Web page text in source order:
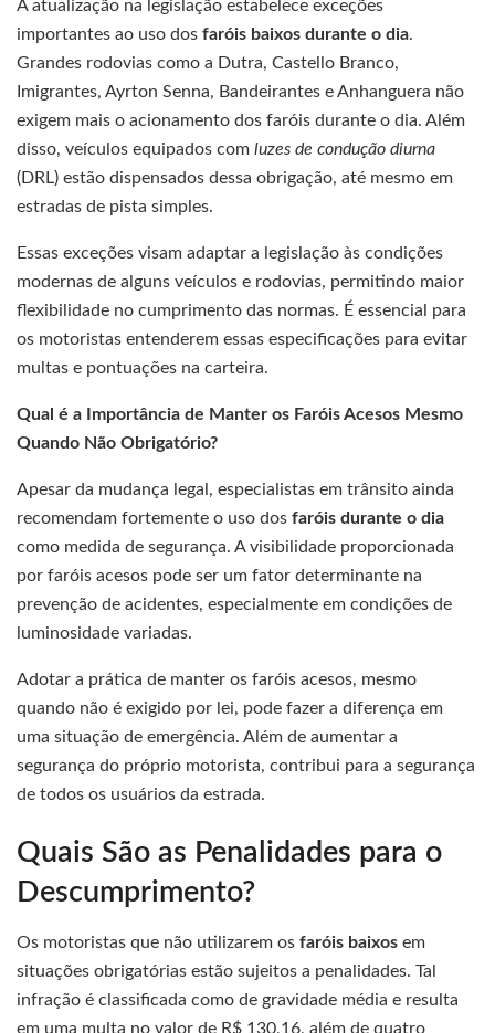
A atualização na legislação estabelece exceções
importantes ao uso dos faróis baixos durante o dia.
Grandes rodovias como a Dutra, Castello Branco,
Imigrantes, Ayrton Senna, Bandeirantes e Anhanguera não
exigem mais o acionamento dos faróis durante o dia. Além
disso, veículos equipados com luzes de condução diurna
(DRL) estão dispensados dessa obrigação, até mesmo em
estradas de pista simples.
Essas exceções visam adaptar a legislação às condições
modernas de alguns veículos e rodovias, permitindo maior
flexibilidade no cumprimento das normas. É essencial para
os motoristas entenderem essas especificações para evitar
multas e pontuações na carteira.
Qual é a Importância de Manter os Faróis Acesos Mesmo
Quando Não Obrigatório?
Apesar da mudança legal, especialistas em trânsito ainda
recomendam fortemente o uso dos faróis durante o dia
como medida de segurança. A visibilidade proporcionada
por faróis acesos pode ser um fator determinante na
prevenção de acidentes, especialmente em condições de
luminosidade variadas.
Adotar a prática de manter os faróis acesos, mesmo
quando não é exigido por lei, pode fazer a diferença em
uma situação de emergência. Além de aumentar a
segurança do próprio motorista, contribui para a segurança
de todos os usuários da estrada.
Quais São as Penalidades para o
Descumprimento?
Os motoristas que não utilizarem os faróis baixos em
situações obrigatórias estão sujeitos a penalidades. Tal
infração é classificada como de gravidade média e resulta
em uma multa no valor de R$ 130,16, além de quatro